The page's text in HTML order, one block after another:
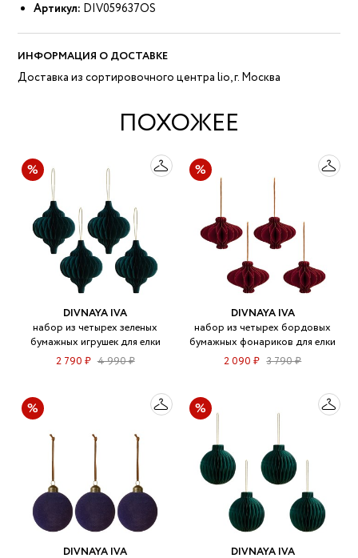
Артикул: DIV059637OS
ИНФОРМАЦИЯ О ДОСТАВКЕ
Доставка из сортировочного центра lio, г. Москва
ПОХОЖЕЕ
DIVNAYA IVA
набор из четырех зеленых
бумажных игрушек для елки
2 790 ₽ 4 990 ₽
DIVNAYA IVA
набор из четырех бордовых
бумажных фонариков для елки
2 090 ₽ 3 790 ₽
DIVNAYA IVA
DIVNAYA IVA